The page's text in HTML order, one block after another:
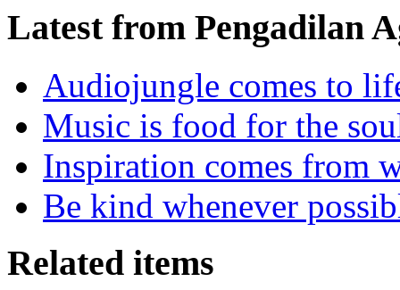
Latest from Pengadilan
Audiojungle comes to
Music is food for the
Inspiration comes from
Be kind whenever
Related items